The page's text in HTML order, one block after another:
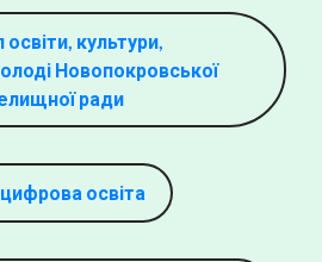
освіти, культури,
Новопокровської
ради
освіта